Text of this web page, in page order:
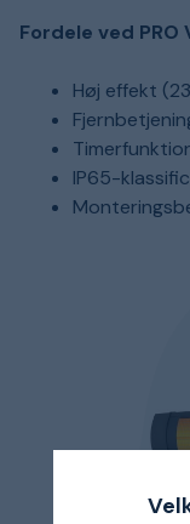
Fordele ved PRO
Høj effekt
IP65-